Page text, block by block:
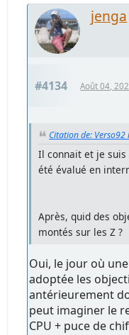
jenga
#4134 Août 04,
Citation de:
Il connait et je suis
été évalué en
Après, quid des
montés sur les Z ?
Oui, le jour où
adoptée les
antérieurement
peut imaginer le
CPU + puce de